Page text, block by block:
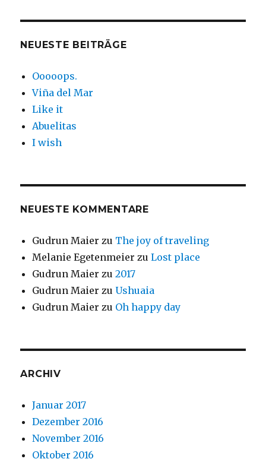
NEUESTE BEITRÄGE
Ooooops.
Viña del Mar
Like it
Abuelitas
I wish
NEUESTE KOMMENTARE
Gudrun Maier zu The joy of traveling
Melanie Egetenmeier zuLost place
Gudrun Maier zu2017
Gudrun Maier zuUshuaia
Gudrun Maier zu Oh happy day
ARCHIV
Januar 2017
Dezember 2016
November 2016
Oktober 2016